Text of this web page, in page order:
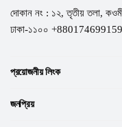
দোকান নং : ১২, তৃতীয় তলা, কওমী
ঢাকা-১১০০
প্রয়োজনীয় লিংক
জনপ্রিয়